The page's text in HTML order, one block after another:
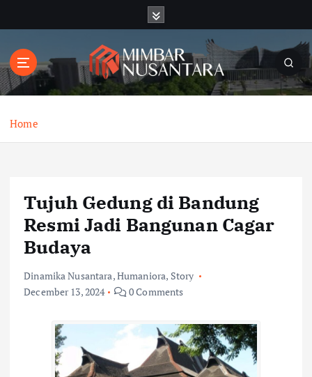
t
o
Home
Tujuh Gedung di Bandung
Resmi Jadi Bangunan Cagar
Budaya
Dinamika Nusantara,Humaniora, Story
December 13, 2024
0 Comments